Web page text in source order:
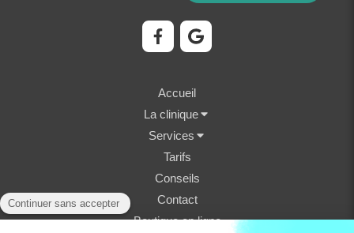
Accueil
La clinique
Services
Tarifs
Conseils
Contact
Boutique en ligne